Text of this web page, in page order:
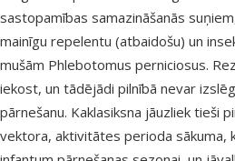
sastopamības samazināšanās
mainīgu repelentu (atbaidošu) un
mušām Phlebotomus perniciosus.
iekost, un tādējādi pilnībā nevar
pārnešanu. Kaklasiksna jāuzliek tieši
vektora, aktivitātes perioda sākuma,